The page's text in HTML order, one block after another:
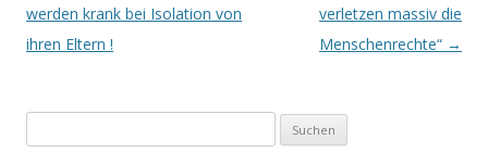
Navigation
werden krank bei Isolation von
ihren Eltern !
verletzen massiv die
Menschenrechte“ →
nach: